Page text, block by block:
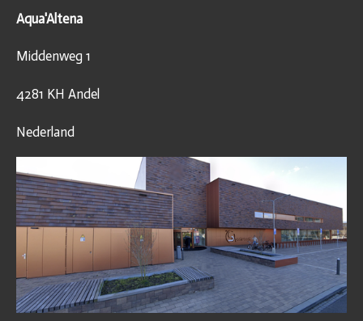
Aqua'Altena
Middenweg 1
4281 KH Andel
Nederland